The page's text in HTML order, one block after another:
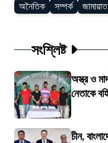
অনৈতিক সম্পর্ক
সংশ্লিষ্ট
অস্ত্র ও
নেতাকে
চীন,